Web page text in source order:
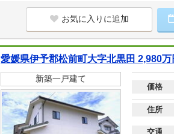
お気に入りに追加
愛媛県伊予郡松前町大字北黒田 2,980
新築一戸建て
価格
住所
交通